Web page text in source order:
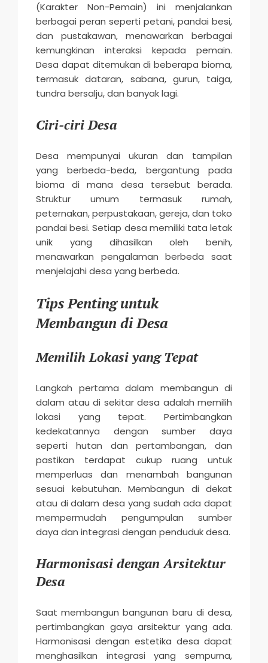
(Karakter Non-Pemain) ini menjalankan
berbagai peran seperti petani, pandai besi,
dan pustakawan, menawarkan berbagai
kemungkinan interaksi kepada pemain.
Desa dapat ditemukan di beberapa bioma,
termasuk dataran, sabana, gurun, taiga,
tundra bersalju, dan banyak lagi.
Ciri-ciri Desa
Desa mempunyai ukuran dan tampilan
yang berbeda-beda, bergantung pada
bioma di mana desa tersebut berada.
Struktur umum termasuk rumah,
peternakan, perpustakaan, gereja, dan toko
pandai besi. Setiap desa memiliki tata letak
unik yang dihasilkan oleh benih,
menawarkan pengalaman berbeda saat
menjelajahi desa yang berbeda.
Tips Penting untuk
Membangun di Desa
Memilih Lokasi yang Tepat
Langkah pertama dalam membangun di
dalam atau di sekitar desa adalah memilih
lokasi yang tepat. Pertimbangkan
kedekatannya dengan sumber daya
seperti hutan dan pertambangan, dan
pastikan terdapat cukup ruang untuk
memperluas dan menambah bangunan
sesuai kebutuhan. Membangun di dekat
atau di dalam desa yang sudah ada dapat
mempermudah pengumpulan sumber
daya dan integrasi dengan penduduk desa.
Harmonisasi dengan Arsitektur
Desa
Saat membangun bangunan baru di desa,
pertimbangkan gaya arsitektur yang ada.
Harmonisasi dengan estetika desa dapat
menghasilkan integrasi yang sempurna,